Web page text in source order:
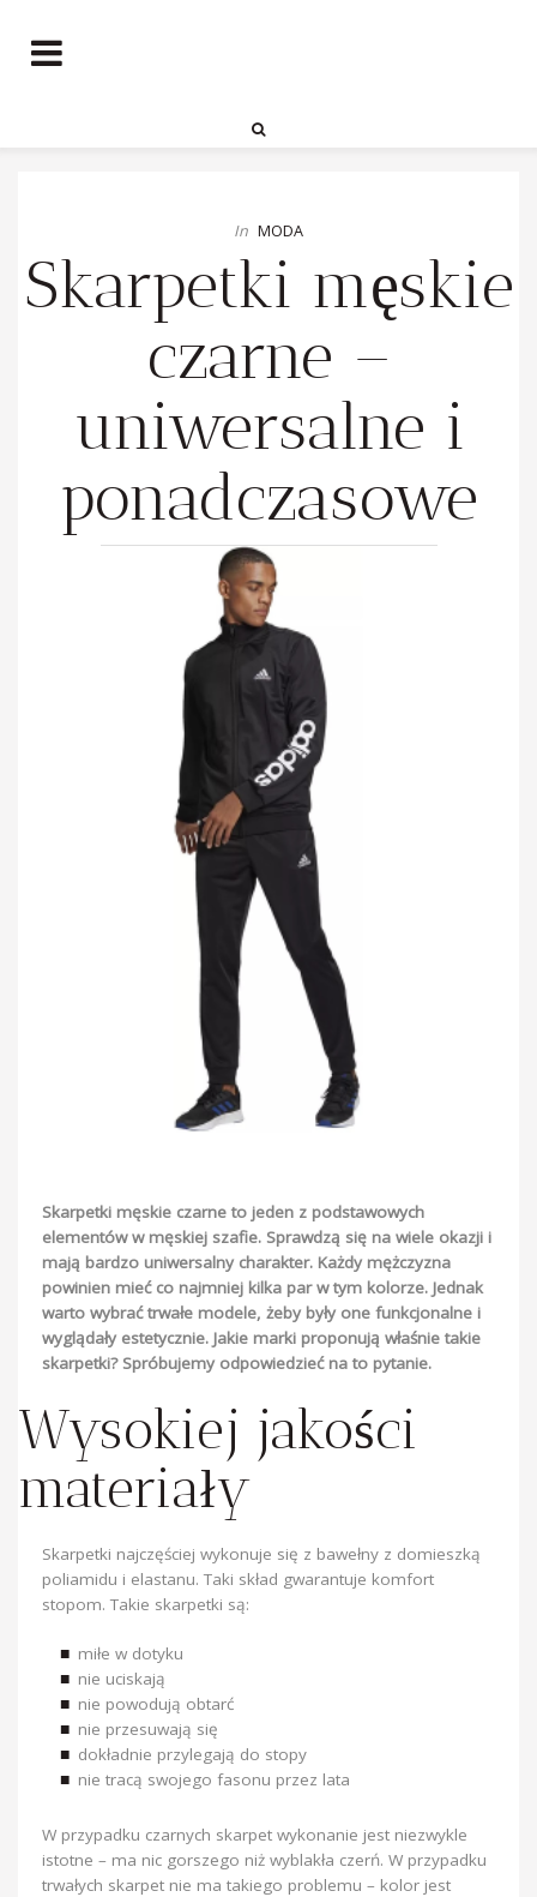
In MODA
Skarpetki męskie
czarne –
uniwersalne i
ponadczasowe
Skarpetki męskie czarne to jeden z podstawowych
elementów w męskiej szafie. Sprawdzą się na wiele okazji i
mają bardzo uniwersalny charakter. Każdy mężczyzna
powinien mieć co najmniej kilka par w tym kolorze. Jednak
warto wybrać trwałe modele, żeby były one funkcjonalne i
wyglądały estetycznie. Jakie marki proponują właśnie takie
skarpetki? Spróbujemy odpowiedzieć na to pytanie.
Wysokiej jakości
materiały
Skarpetki najczęściej wykonuje się z bawełny z domieszką
poliamidu i elastanu. Taki skład gwarantuje komfort
stopom. Takie skarpetki są:
miłe w dotyku
nie uciskają
nie powodują obtarć
nie przesuwają się
dokładnie przylegają do stopy
nie tracą swojego fasonu przez lata
W przypadku czarnych skarpet wykonanie jest niezwykle
istotne – ma nic gorszego niż wyblakła czerń. W przypadku
trwałych skarpet nie ma takiego problemu – kolor jest